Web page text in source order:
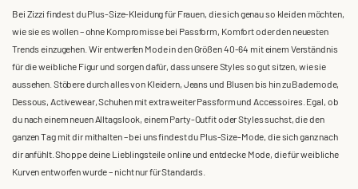
Bei Zizzi findest du Plus-Size-Kleidung für Frauen, die sich genau so kleiden möchten,
wie sie es wollen – ohne Kompromisse bei Passform, Komfort oder den neuesten
Trends einzugehen. Wir entwerfen Mode in den Größen 40-64 mit einem Verständnis
für die weibliche Figur und sorgen dafür, dass unsere Styles so gut sitzen, wie sie
aussehen. Stöbere durch alles von Kleidern, Jeans und Blusen bis hin zu Bademode,
Dessous, Activewear, Schuhen mit extra weiter Passform und Accessoires. Egal, ob
du nach einem neuen Alltagslook, einem Party-Outfit oder Styles suchst, die den
ganzen Tag mit dir mithalten – bei uns findest du Plus-Size-Mode, die sich ganz nach
dir anfühlt. Shoppe deine Lieblingsteile online und entdecke Mode, die für weibliche
Kurven entworfen wurde – nicht nur für Standards.